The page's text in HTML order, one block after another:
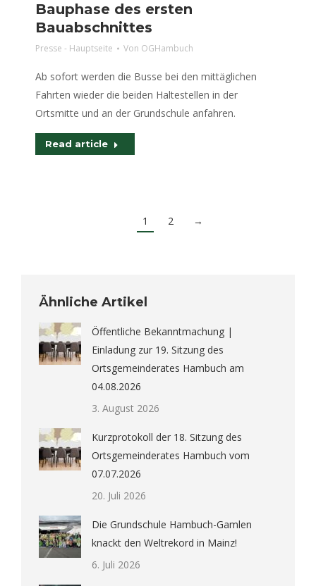
Bauphase des ersten
Bauabschnittes
Presse - Hauptseite Von OGHambuch
Ab sofort werden die Busse bei den mittäglichen
Fahrten wieder die beiden Haltestellen in der
Ortsmitte und an der Grundschule anfahren.
Read article
1 2 →
Ähnliche Artikel
Öffentliche Bekanntmachung |
Einladung zur 19. Sitzung des
Ortsgemeinderates Hambuch am
04.08.2026
3. August 2026
Kurzprotokoll der 18. Sitzung des
Ortsgemeinderates Hambuch vom
07.07.2026
20. Juli 2026
Die Grundschule Hambuch-Gamlen
knackt den Weltrekord in Mainz!
6. Juli 2026